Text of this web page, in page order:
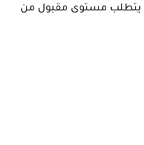
يتطلب مستوى مقبول من